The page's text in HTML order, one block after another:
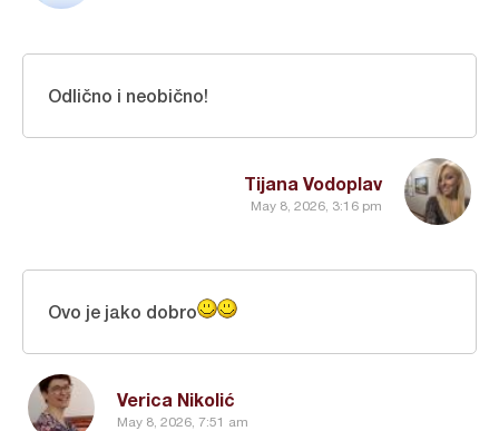
Tijana Vodoplav
May 8, 2026, 3:16 pm
Odlično i neobično!
Verica Nikolić
May 8, 2026, 7:51 am
Ovo je jako dobro